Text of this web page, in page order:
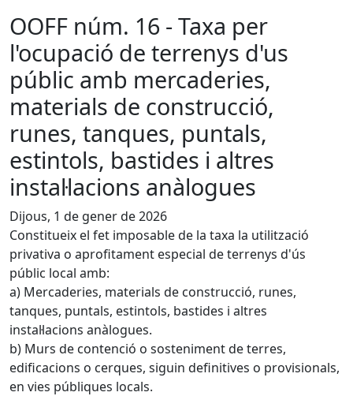
OOFF núm. 16 - Taxa per
l'ocupació de terrenys d'us
públic amb mercaderies,
materials de construcció,
runes, tanques, puntals,
estintols, bastides i altres
instal·lacions anàlogues
Dijous, 1 de gener de 2026
Constitueix el fet imposable de la taxa la utilització
privativa o aprofitament especial de terrenys d'ús
públic local amb:
a) Mercaderies, materials de construcció, runes,
tanques, puntals, estintols, bastides i altres
instal·lacions anàlogues.
b) Murs de contenció o sosteniment de terres,
edificacions o cerques, siguin definitives o provisionals,
en vies públiques locals.